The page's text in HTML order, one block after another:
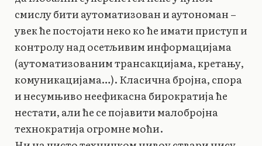
смислу бити аутоматизован и аутономан –
увек ће постојати неко ко ће имати приступ и
контролу над осетљивим информацијама
(аутоматизованим трансакцијама, кретању,
комуникацијама…). Класична бројна, спора
и несумњиво неефикасна бирократија ће
нестати, али ће се појавити малобројна
технократија огромне моћи.